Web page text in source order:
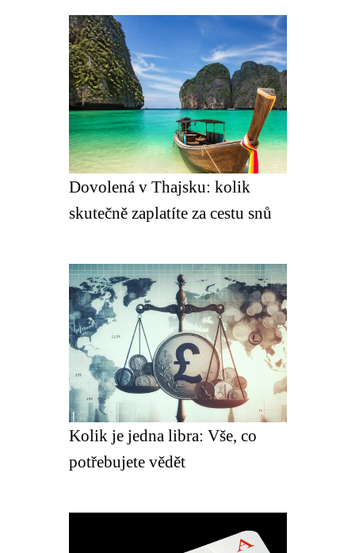
Dovolená v Thajsku: kolik
skutečně zaplatíte za cestu snů
Kolik je jedna libra: Vše, co
potřebujete vědět